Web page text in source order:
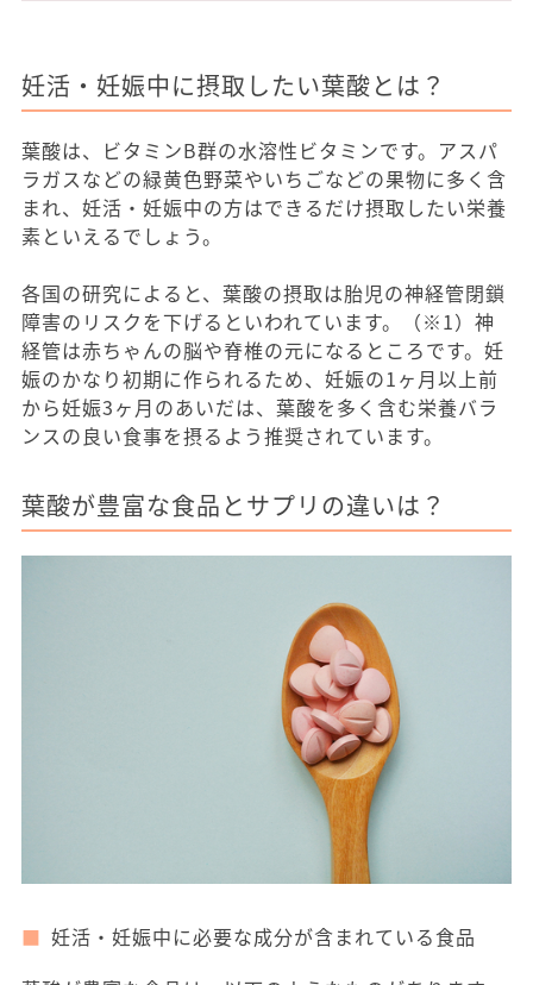
妊活・妊娠中に摂取したい葉酸とは？
葉酸は、ビタミンB群の水溶性ビタミンです。アスパ
ラガスなどの緑黄色野菜やいちごなどの果物に多く含
まれ、妊活・妊娠中の方はできるだけ摂取したい栄養
素といえるでしょう。
各国の研究によると、葉酸の摂取は胎児の神経管閉鎖
障害のリスクを下げるといわれています。（※1）神
経管は赤ちゃんの脳や脊椎の元になるところです。妊
娠のかなり初期に作られるため、妊娠の1ヶ月以上前
から妊娠3ヶ月のあいだは、葉酸を多く含む栄養バラ
ンスの良い食事を摂るよう推奨されています。
葉酸が豊富な食品とサプリの違いは？
妊活・妊娠中に必要な成分が含まれている食品